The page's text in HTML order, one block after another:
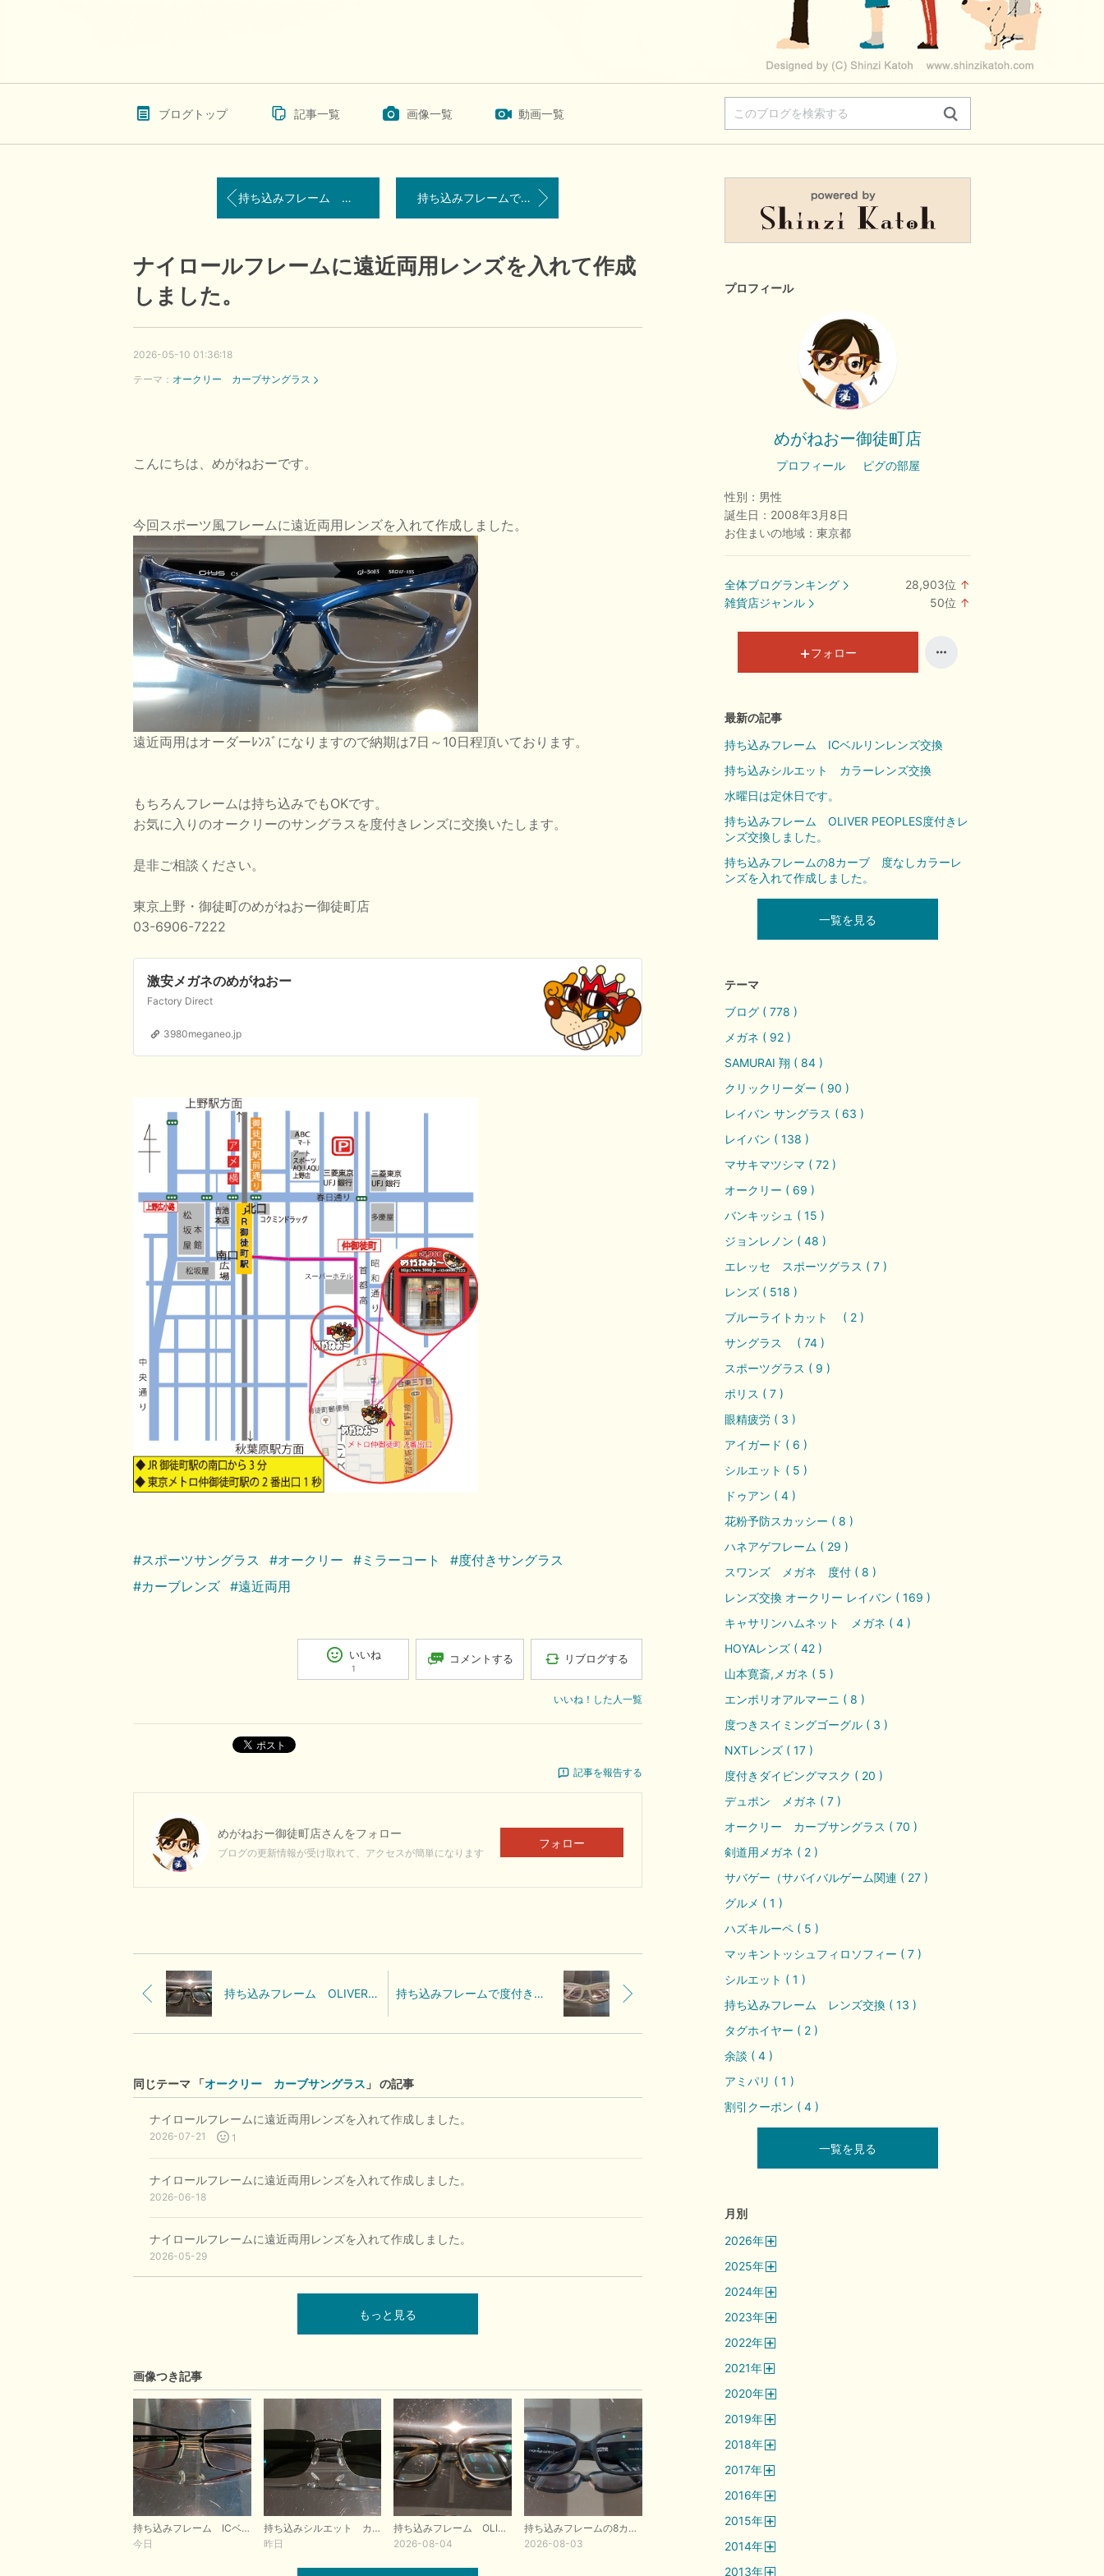
ブログトップ 記事一覧 画像一覧 動画一覧
持ち込みフレーム OLIVER PEOPLES度付きレンズ交換しました。 持ち込みフレームで度付きサングラス作成しました。
ナイロールフレームに遠近両用レンズを入れて作成
しました。
2026-05-10 01:36:18
テーマ： オークリー カーブサングラス
こんにちは、めがねおーです。
今回スポーツ風フレームに遠近両用レンズを入れて作成しました。
遠近両用はオーダーﾚﾝｽﾞになりますので納期は7日～10日程頂いております。
もちろんフレームは持ち込みでもOKです。
お気に入りのオークリーのサングラスを度付きレンズに交換いたします。
是非ご相談ください。
東京上野・御徒町のめがねおー御徒町店
03-6906-7222
激安メガネのめがねおー
Factory Direct
3980meganeo.jp
#スポーツサングラス #オークリー #ミラーコート
#度付きサングラス
#カーブレンズ #遠近両用
いいね
1
コメントする リブログする
いいね！した人一覧
ポスト
記事を報告する
めがねおー御徒町店さんをフォロー
ブログの更新情報が受け取れて、アクセスが簡単になります
フォロー
持ち込みフレーム OLIVER PEOPLES度付きレンズ交換しました。 持ち込みフレームで度付きサングラス作成しました。
同じテーマ 「オークリー カーブサングラス 」 の記事
ナイロールフレームに遠近両用レンズを入れて作成しました。
2026-07-21 1
ナイロールフレームに遠近両用レンズを入れて作成しました。
2026-06-18
ナイロールフレームに遠近両用レンズを入れて作成しました。
2026-05-29
もっと見る
画像つき記事
持ち込みフレーム ICベルリンレンズ交換
今日
持ち込みシルエット カラーレンズ交換
昨日
持ち込みフレーム OLIVER PEOPLES度付きレンズ交換しました。
2026-08-04
持ち込みフレームの8カーブ 度なしカラーレンズを入れて作成しました。
2026-08-03
プロフィール
めがねおー御徒町店
プロフィール ピグの部屋
性別： 男性
誕生日： 2008年3月8日
お住まいの地域： 東京都
全体ブログランキング 28,903位 ↑
雑貨店ジャンル 50位 ↑
フォロー
最新の記事
持ち込みフレーム ICベルリンレンズ交換
持ち込みシルエット カラーレンズ交換
水曜日は定休日です。
持ち込みフレーム OLIVER PEOPLES度付きレ
ンズ交換しました。
持ち込みフレームの8カーブ 度なしカラーレ
ンズを入れて作成しました。
一覧を見る
テーマ
ブログ ( 778 )
メガネ ( 92 )
SAMURAI 翔 ( 84 )
クリックリーダー ( 90 )
レイバン サングラス ( 63 )
レイバン ( 138 )
マサキマツシマ ( 72 )
オークリー ( 69 )
バンキッシュ ( 15 )
ジョンレノン ( 48 )
エレッセ スポーツグラス ( 7 )
レンズ ( 518 )
ブルーライトカット ( 2 )
サングラス ( 74 )
スポーツグラス ( 9 )
ポリス ( 7 )
眼精疲労 ( 3 )
アイガード ( 6 )
シルエット ( 5 )
ドゥアン ( 4 )
花粉予防スカッシー ( 8 )
ハネアゲフレーム ( 29 )
スワンズ メガネ 度付 ( 8 )
レンズ交換 オークリー レイバン ( 169 )
キャサリンハムネット メガネ ( 4 )
HOYAレンズ ( 42 )
山本寛斎,メガネ ( 5 )
エンポリオアルマーニ ( 8 )
度つきスイミングゴーグル ( 3 )
NXTレンズ ( 17 )
度付きダイビングマスク ( 20 )
デュポン メガネ ( 7 )
オークリー カーブサングラス ( 70 )
剣道用メガネ ( 2 )
サバゲー（サバイバルゲーム関連 ( 27 )
グルメ ( 1 )
ハズキルーペ ( 5 )
マッキントッシュフィロソフィー ( 7 )
シルエット ( 1 )
持ち込みフレーム レンズ交換 ( 13 )
タグホイヤー ( 2 )
余談 ( 4 )
アミパリ ( 1 )
割引クーポン ( 4 )
一覧を見る
月別
2026年
2025年
2024年
2023年
2022年
2021年
2020年
2019年
2018年
2017年
2016年
2015年
2014年
2013年